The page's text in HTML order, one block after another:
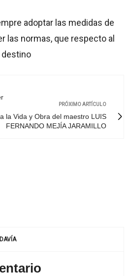
adoptar las medidas de
las normas, que respecto al
destino
PRÓXIMO ARTÍCULO
la Vida y Obra del maestro LUIS
FERNANDO MEJÍA JARAMILLO